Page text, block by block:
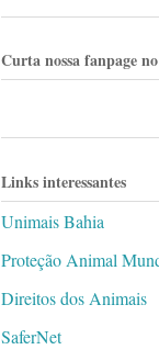
Curta nossa fanpage
Links interessantes
Unimais Bahia
Proteção Animal
Direitos dos Animais
SaferNet